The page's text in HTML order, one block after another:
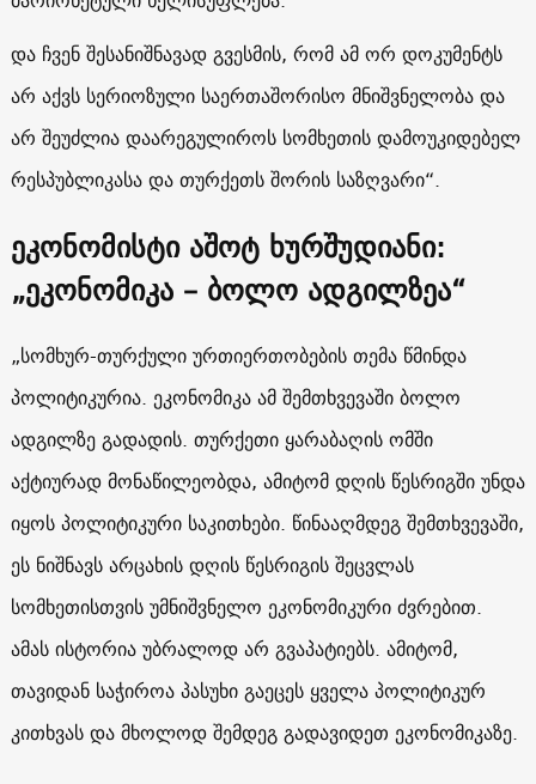
და ჩვენ შესანიშნავად გვესმის, რომ ამ ორ დოკუმენტს
არ აქვს სერიოზული საერთაშორისო მნიშვნელობა და
არ შეუძლია დაარეგულიროს სომხეთის დამოუკიდებელ
რესპუბლიკასა და თურქეთს შორის საზღვარი“.
ეკონომისტი აშოტ ხურშუდიანი:
„ეკონომიკა – ბოლო ადგილზეა“
„სომხურ-თურქული ურთიერთობების თემა წმინდა
პოლიტიკურია. ეკონომიკა ამ შემთხვევაში ბოლო
ადგილზე გადადის. თურქეთი ყარაბაღის ომში
აქტიურად მონაწილეობდა, ამიტომ დღის წესრიგში უნდა
იყოს პოლიტიკური საკითხები. წინააღმდეგ შემთხვევაში,
ეს ნიშნავს არცახის დღის წესრიგის შეცვლას
სომხეთისთვის უმნიშვნელო ეკონომიკური ძვრებით.
ამას ისტორია უბრალოდ არ გვაპატიებს. ამიტომ,
თავიდან საჭიროა პასუხი გაეცეს ყველა პოლიტიკურ
კითხვას და მხოლოდ შემდეგ გადავიდეთ ეკონომიკაზე.